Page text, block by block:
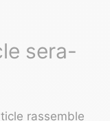
sera-
rassemble